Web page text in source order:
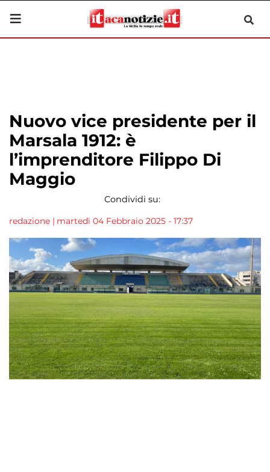
Nuovo vice presidente per il
Marsala 1912: è
l’imprenditore Filippo Di
Maggio
Condividi su:
redazione | martedì 04 Febbraio 2025 - 17:37